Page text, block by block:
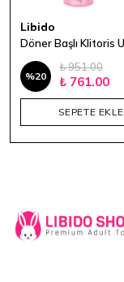
Libido
%20
₺ 951.00
₺ 761.00
SEPETE EKLE